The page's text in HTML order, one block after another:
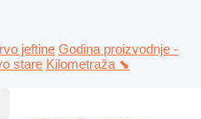
jeftine Godina proizvodnje -
stare Kilometraža ⬊